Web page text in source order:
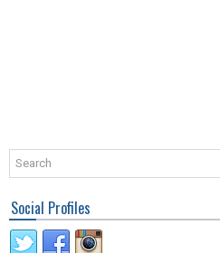
Social Profiles